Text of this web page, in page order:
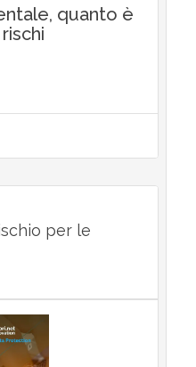
quanto è
per le